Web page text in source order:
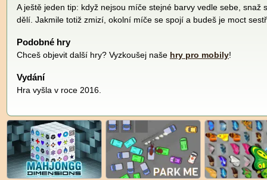
A ještě jeden tip: když nejsou míče stejné barvy vedle sebe, snaž
dělí. Jakmile totiž zmizí, okolní míče se spojí a budeš je moct
Podobné hry
Chceš objevit další hry? Vyzkoušej naše hry pro mobily!
Vydání
Hra vyšla v roce 2016.